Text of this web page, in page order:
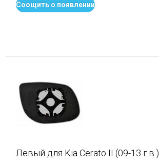
Соощить о появлении
Левый для Kia Cerato II (09-13 г.в.)